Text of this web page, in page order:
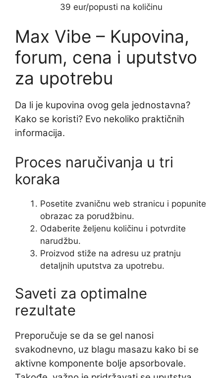
39 eur/popusti na količinu
Max Vibe – Kupovina,
forum, cena i uputstvo
za upotrebu
Da li je kupovina ovog gela jednostavna?
Kako se koristi? Evo nekoliko praktičnih
informacija.
Proces naručivanja u tri
koraka
Posetite zvaničnu web stranicu i popunite
obrazac za porudžbinu.
Odaberite željenu količinu i potvrdite
narudžbu.
Proizvod stiže na adresu uz pratnju
detaljnih uputstva za upotrebu.
Saveti za optimalne
rezultate
Preporučuje se da se gel nanosi
svakodnevno, uz blagu masazu kako bi se
aktivne komponente bolje apsorbovale.